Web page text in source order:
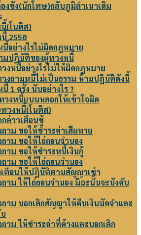
งขัง(นักโทษ)กลับภูมิลำเนาเดิม
(โนติส)
2558
นี้อย่างไรไม่ผิดกฎหมาย
มปฏิบัติของผู้ทวงหนี้
งหนี้อย่างไรไม่ให้ผิดกฎหมาย
วงถามหนี้ไม่เป็นธรรม ห้ามปฏิบัติดังนี้
1 ครั้ง นับอย่างไร ?
วงหนี้แบบหลอกให้เข้าใจผิด
วงหนี้(โนติส)
ล่าวเตือนชู้
าม ขอให้ชำระค่าเสียหาย
าม ขอให้ไถ่ถอนจำนอง
าม ขอให้ชำระหนี้เงินกู้
าม ขอให้ไถ่ถอนจำนอง
เตือนให้ปฎิบัติตามสัญญาเช่า
าม ให้ไถ่ถอนจำนอง มิฉะนั้นจะบังคับ
าม บอกเลิกสัญญาให้คืนเงินมัดจำและ
าม ให้ชำระค่าที่ค้างและบอกเลิก